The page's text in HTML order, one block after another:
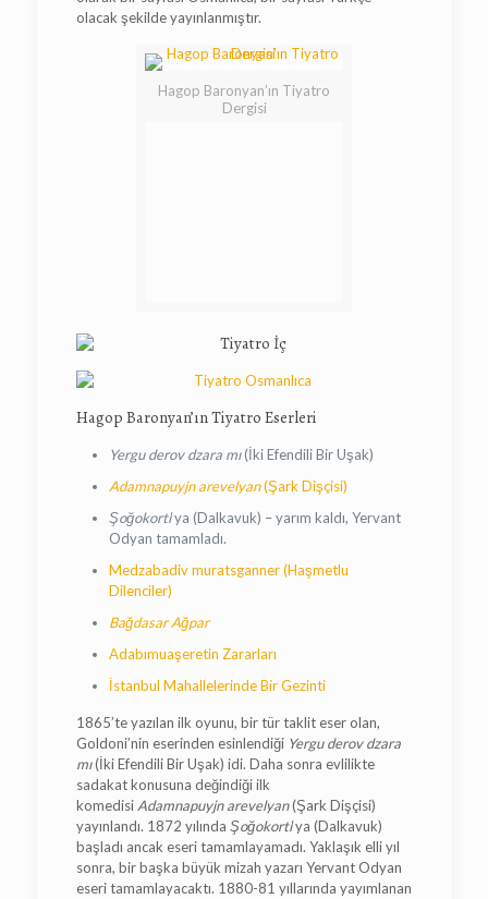
olacak şekilde yayınlanmıştır.
Hagop Baronyan’ın Tiyatro
Dergisi
Hagop Baronyan’ın Tiyatro Eserleri
Yergu derov dzara mı(İki Efendili Bir Uşak)
Adamnapuyjn arevelyan(Şark Dişçisi)
Şoğokortı‘ya (Dalkavuk) – yarım kaldı, Yervant
Odyan tamamladı.
Medzabadiv muratsganner (Haşmetlu
Dilenciler)
Bağdasar Ağpar
Adabımuaşeretin Zararları
İstanbul Mahallelerinde Bir Gezinti
1865’te yazılan ilk oyunu, bir tür taklit eser olan,
Goldoni’nin eserinden esinlendiği Yergu derov dzara
mı(İki Efendili Bir Uşak) idi. Daha sonra evlilikte
sadakat konusuna değindiği ilk
komedisi Adamnapuyjn arevelyan(Şark Dişçisi)
yayınlandı. 1872 yılında Şoğokortı‘ya (Dalkavuk)
başladı ancak eseri tamamlayamadı. Yaklaşık elli yıl
sonra, bir başka büyük mizah yazarı Yervant Odyan
eseri tamamlayacaktı. 1880-81 yıllarında yayımlanan